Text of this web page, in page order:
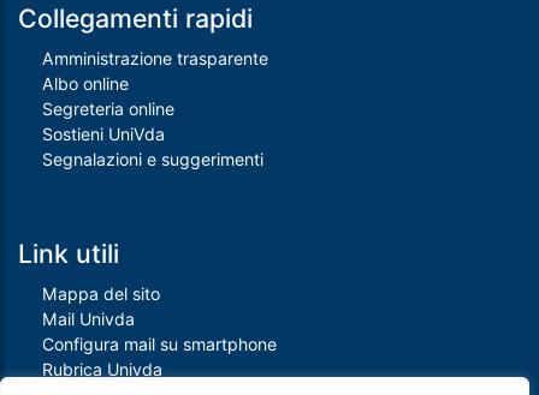
Collegamenti rapidi
Amministrazione trasparente
Albo online
Segreteria online
Sostieni UniVda
Segnalazioni e suggerimenti
Link utili
Mappa del sito
Mail Univda
Configura mail su smartphone
Rubrica Univda